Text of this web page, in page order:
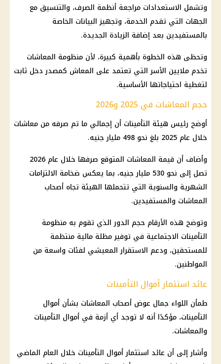
وتشمل الاستعدادات مراجعة أنظمة الصرف، والتنسيق مع
الجهات التي تقدم الخدمة، وتجهيز البيانات الخاصة
بالمستفيدين بعد إضافة الزيادة الجديدة.
وتحظى هذه الخطوة بأهمية كبيرة، لأن منظومة المعاشات
تخدم ملايين الأسر التي تعتمد على المعاش كمصدر دخل ثابت
لتغطية احتياجاتها الأساسية.
حجم المعاشات في 2025 و2026
أوضح رئيس هيئة التأمينات أن إجمالي ما تم صرفه من معاشات
خلال عام 2025 بلغ نحو 498 مليار جنيه.
وأضاف أن قيمة المعاشات
المتوقع صرفها خلال عام 2026
تصل إلى نحو 530 مليار جنيه، بما يعكس ضخامة الالتزامات
الشهرية والسنوية التي تتحملها الهيئة تجاه أصحاب
المعاشات والمستفيدين.
وتوضح هذه الأرقام حجم الدور الذي تقوم به منظومة
التأمينات الاجتماعية في توفير مظلة مالية منتظمة
للمستحقين، ودعم الاستقرار المعيشي لفئات واسعة من
المواطنين.
عائد استثمار أموال التأمينات
طمأن اللواء جمال عوض أصحاب المعاشات بشأن أموال
التأمينات، مؤكدًا أنه لا توجد أي أزمة في أموال التأمينات
والمعاشات.
وأشار إلى أن عائد استثمارأموال التأمينات خلال العام الماضي